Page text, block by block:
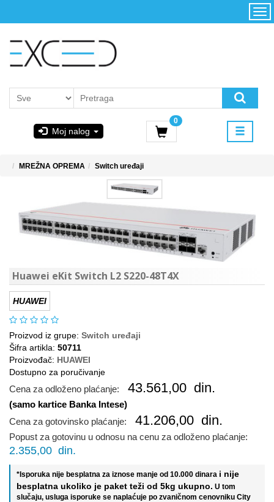
Moj nalog
0
Početna
korišćenja i
MICROSOFT
MREŽNA OPREMA Switch uređaji
Huawei eKit Switch L2 S220-48T4X
HUAWEI
Proizvod iz grupe: Switch uređaji
Šifra artikla: 50711
Proizvođač: HUAWEI
Dostupno za poručivanje
Cena za odloženo plaćanje: 43.561,00 din.
(samo kartice Banka Intese)
Cena za gotovinsko plaćanje:
41.206,00 din.
Popust za gotovinu u odnosu na cenu za odloženo plaćanje:
2.355,00 din.
*Isporuka nije besplatna za iznose manje od 10.000 dinara i nije
besplatna ukoliko je paket teži od 5kg ukupno. U tom
slučaju, usluga isporuke se naplaćuje po zvaničnom cenovniku City